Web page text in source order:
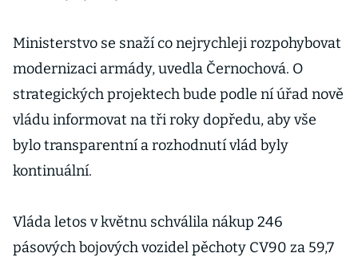
Ministerstvo se snaží co nejrychleji rozpohybovat
modernizaci armády, uvedla Černochová. O
strategických projektech bude podle ní úřad nově
vládu informovat na tři roky dopředu, aby vše
bylo transparentní a rozhodnutí vlád byly
kontinuální.
Vláda letos v květnu schválila nákup 246
pásových bojových vozidel pěchoty CV90 za 59,7